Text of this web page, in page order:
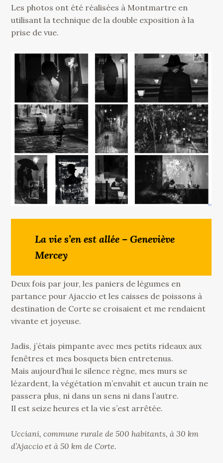
Les photos ont été réalisées à Montmartre en
utilisant la technique de la double exposition à la
prise de vue.
La vie s’en est allée – Geneviève
Mercey
Deux fois par jour, les paniers de légumes en
partance pour Ajaccio et les caisses de poissons à
destination de Corte se croisaient et me rendaient
vivante et joyeuse.
Jadis, j’étais pimpante avec mes petits rideaux aux
fenêtres et mes bosquets bien entretenus.
Mais aujourd’hui le silence règne, mes murs se
lézardent, la végétation m’envahit et aucun train ne
passera plus, ni dans un sens ni dans l’autre.
Il est seize heures et la vie s’est arrêtée.
Ucciani, commune rurale de 500 habitants, à 30 km
d’Ajaccio et à 50 km de Corte.